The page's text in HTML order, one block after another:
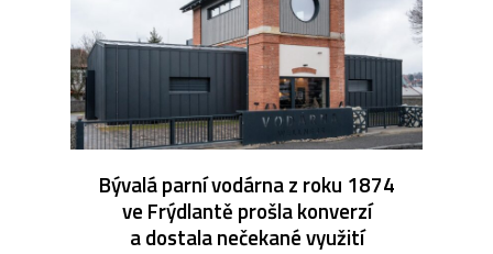
Bývalá parní vodárna z roku 1874
ve Frýdlantě prošla konverzí
a dostala nečekané využití